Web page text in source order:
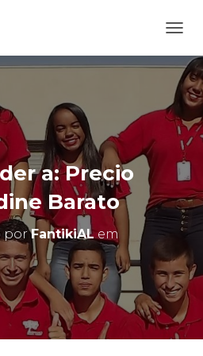
L
T
E
R
N
A
N
A
E
G
O
a: Precio
Barato
porFantikiALem